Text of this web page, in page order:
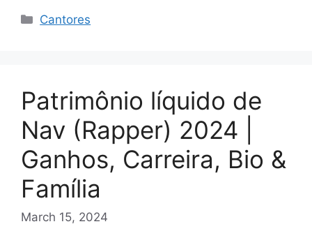
Categories
Cantores
Patrimônio líquido de
Nav (Rapper) 2024 |
Ganhos, Carreira, Bio &
Família
March 15, 2024